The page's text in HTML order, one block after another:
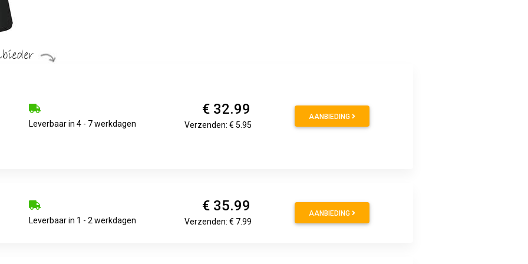
Leverbaar in 4 - 7 werkdagen
€ 32.99
Verzenden: € 5.95
AANBIEDING
Leverbaar in 1 - 2 werkdagen
€ 35.99
Verzenden: € 7.99
AANBIEDING